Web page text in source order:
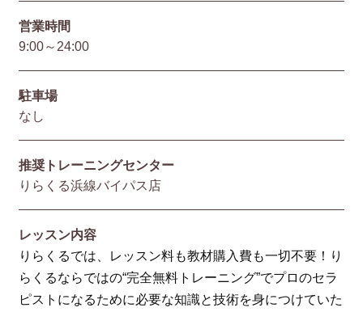
営業時間
9:00～24:00
駐⾞場
なし
推奨トレーニングセンター
りらくる浜線バイパス店
レッスン内容
りらくるでは、レッスン料も教材購入費も一切不要！り
らくるならではの“完全無料トレーニング”でプロのセラ
ピストになるために必要な知識と技術を身につけていた